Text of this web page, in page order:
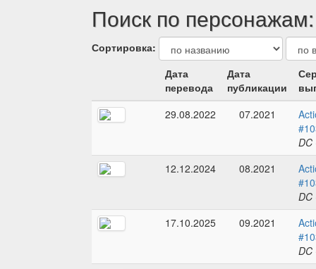
Поиск по
Сортировка:
Дата
перевода
Дата
публикации
29.08.2022
07.2021
DC
12.12.2024
08.2021
DC
17.10.2025
09.2021
DC